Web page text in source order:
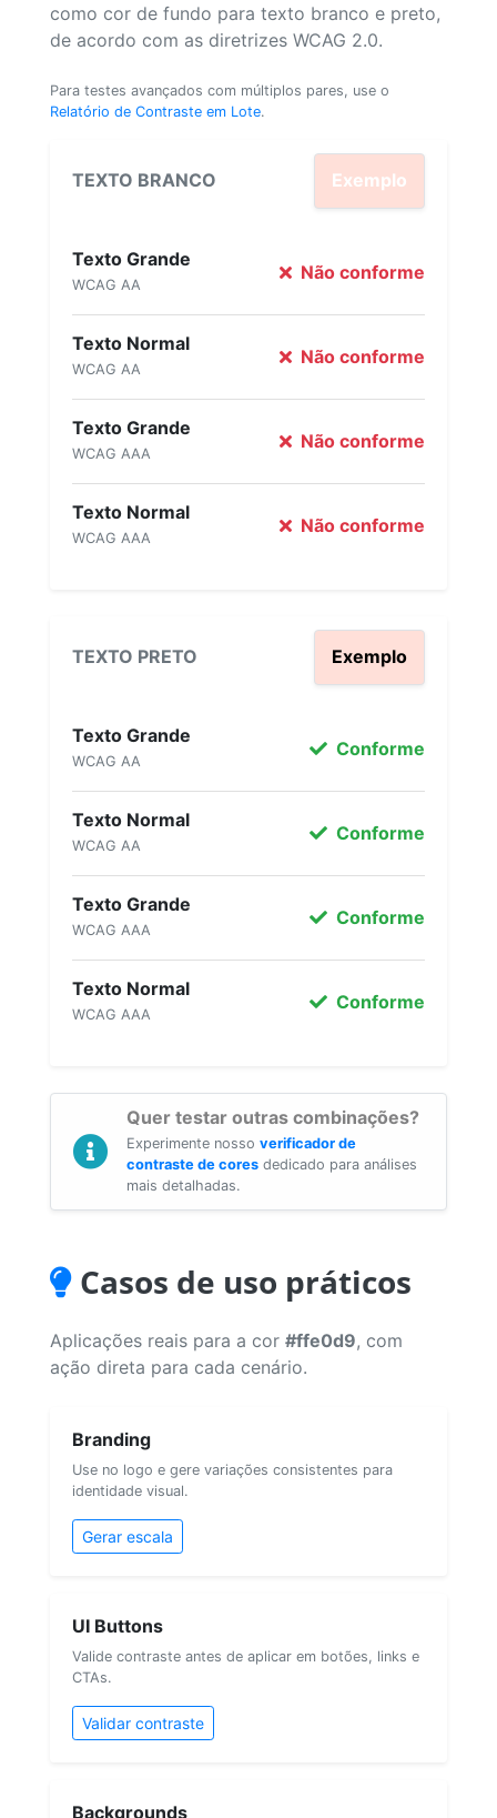
como cor de fundo para texto branco e preto,
de acordo com as diretrizes WCAG 2.0.
Para testes avançados com múltiplos pares, use o
Relatório de Contraste em Lote.
TEXTO BRANCO Exemplo
Texto Grande
WCAG AA
Não conforme
Texto Normal
WCAG AA
Não conforme
Texto Grande
WCAG AAA
Não conforme
Texto Normal
WCAG AAA
Não conforme
TEXTO PRETO Exemplo
Texto Grande
WCAG AA
Conforme
Texto Normal
WCAG AA
Conforme
Texto Grande
WCAG AAA
Conforme
Texto Normal
WCAG AAA
Conforme
Quer testar outras combinações?
Experimente nosso verificador de
contraste de cores dedicado para análises
mais detalhadas.
Casos de uso práticos
Aplicações reais para a cor #ffe0d9, com
ação direta para cada cenário.
Branding
Use no logo e gere variações consistentes para
identidade visual.
Gerar escala
UI Buttons
Valide contraste antes de aplicar em botões, links e
CTAs.
Validar contraste
Backgrounds